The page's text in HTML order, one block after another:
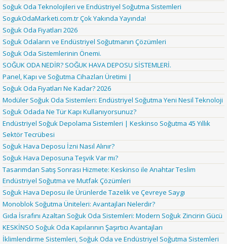
Soğuk Oda Teknolojileri ve Endüstriyel Soğutma Sistemleri
SogukOdaMarketi.com.tr Çok Yakında Yayında!
Soğuk Oda Fiyatları 2026
Soğuk Odaların ve Endüstriyel Soğutmanın Çözümleri
Soğuk Oda Sistemlerinin Önemi.
SOĞUK ODA NEDİR? SOĞUK HAVA DEPOSU SİSTEMLERİ.
Panel, Kapı ve Soğutma Cihazları Üretimi |
Soğuk Oda Fiyatları Ne Kadar? 2026
Modüler Soğuk Oda Sistemleri: Endüstriyel Soğutma Yeni Nesil Teknoloji
Soğuk Odada Ne Tür Kapı Kullanıyorsunuz?
Endüstriyel Soğuk Depolama Sistemleri | Keskinso Soğutma 45 Yıllık
Sektör Tecrübesi
Soğuk Hava Deposu İzni Nasıl Alınır?
Soğuk Hava Deposuna Teşvik Var mı?
Tasarımdan Satış Sonrası Hizmete: Keskinso ile Anahtar Teslim
Endüstriyel Soğutma ve Mutfak Çözümleri
Soğuk Hava Deposu ile Ürünlerde Tazelik ve Çevreye Saygı
Monoblok Soğutma Üniteleri: Avantajları Nelerdir?
Gıda İsrafını Azaltan Soğuk Oda Sistemleri: Modern Soğuk Zincirin Gücü
KESKİNSO Soğuk Oda Kapılarının Şaşırtıcı Avantajları
İklimlendirme Sistemleri, Soğuk Oda ve Endüstriyel Soğutma Sistemleri